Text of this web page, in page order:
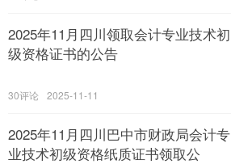
2025年11月四川领取会计专业技术初
级资格证书的公告
30 2025-11-11
2025年11月四川巴中市财政局会计专
业技术初级资格纸质证书领取公